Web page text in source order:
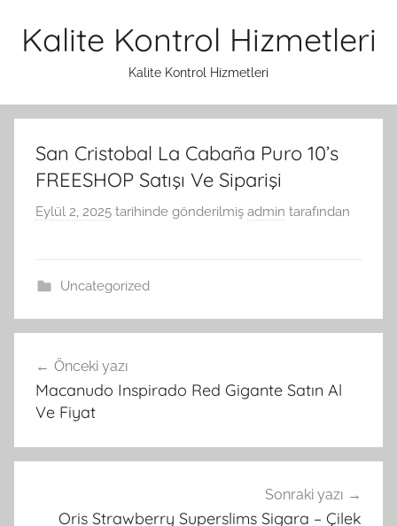
Kalite Kontrol Hizmetleri
Kalite Kontrol Hizmetleri
San Cristobal La Cabaña Puro 10’s
FREESHOP Satışı Ve Siparişi
Eylül 2, 2025 tarihinde gönderilmiş admin tarafından
Uncategorized
gezinmesi
Önceki yazı
Macanudo Inspirado Red Gigante Satın Al
Ve Fiyat
Sonraki yazı
Oris Strawberry Superslims Sigara – Çilek